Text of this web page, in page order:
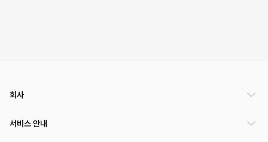
회사
서비스 안내